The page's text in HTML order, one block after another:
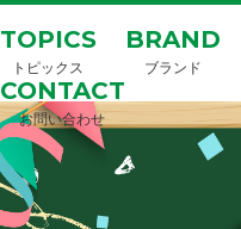
TOPICS
トピックス
BRAND
ブランド
CONTACT
お問い合わせ